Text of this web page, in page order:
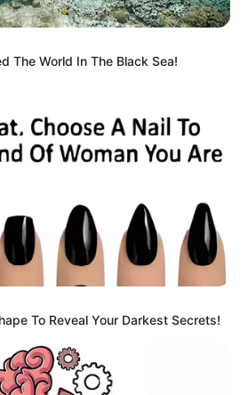
de empresarios
"Las cuchas tenían razón"
grafitis que quedaron tras
las movilizaciones en
Bucaramanga
The World In The Black Sea!
To Reveal Your Darkest Secrets!